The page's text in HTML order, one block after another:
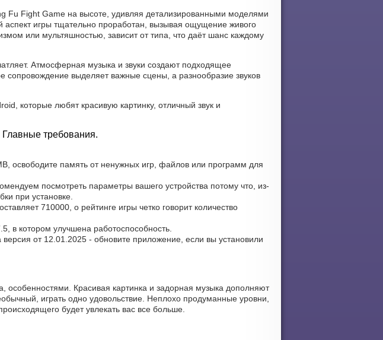
Fu Fight Game на высоте, удивляя детализированными моделями
игры тщательно проработан, вызывая ощущение живого
или мультяшностью, зависит от типа, что даёт шанс каждому
Атмосферная музыка и звуки создают подходящее
сопровождение выделяет важные сцены, а разнообразие звуков
которые любят красивую картинку, отличный звук и
Главные требования.
освободите память от ненужных игр, файлов или программ для
посмотреть параметры вашего устройства потому что, из-
при установке.
710000, о рейтинге игры четко говорит количество
в котором улучшена работоспособность.
от 12.01.2025 - обновите приложение, если вы установили
особенностями. Красивая картинка и задорная музыка дополняют
играть одно удовольствие. Неплохо продуманные уровни,
будет увлекать вас все больше.